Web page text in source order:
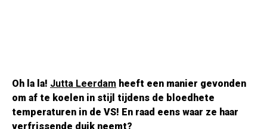
Oh la la! Jutta Leerdam heeft een manier gevonden
om af te koelen in stijl tijdens de bloedhete
temperaturen in de VS! En raad eens waar ze haar
verfrissende duik neemt?